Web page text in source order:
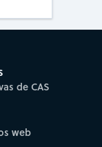
de CAS
web